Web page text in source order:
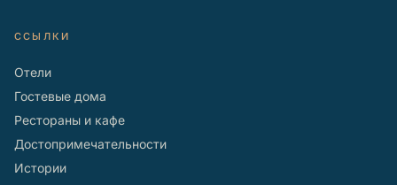
ССЫЛКИ
Отели
Гостевые дома
Рестораны и кафе
Достопримечательности
Истории